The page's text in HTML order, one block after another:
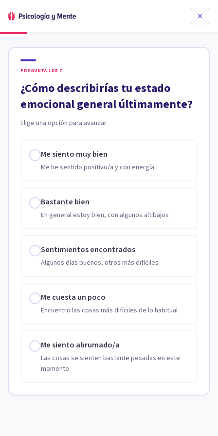
PREGUNTA 1 DE 7
¿Cómo describirías tu estado
emocional general últimamente?
Elige una opción para avanzar.
Me siento muy bien
Me he sentido positivo/a y con energía
Bastante bien
En general estoy bien, con algunos altibajos
Sentimientos encontrados
Algunos días buenos, otros más difíciles
Me cuesta un poco
Encuentro las cosas más difíciles de lo habitual
Me siento abrumado/a
Las cosas se sienten bastante pesadas en este
momento